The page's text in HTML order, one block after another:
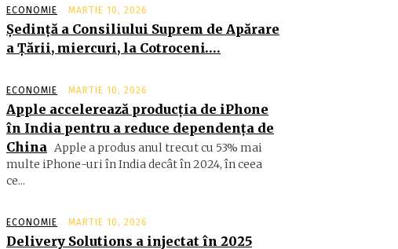
ECONOMIE MARTIE 10, 2026
Şedinţă a Consiliului Suprem de Apărare
a Ţării, miercuri, la Cotroceni….
ECONOMIE MARTIE 10, 2026
Apple accelerează producția de iPhone
în India pentru a reduce dependența de
China Apple a produs anul trecut cu 53% mai
multe iPhone-uri în India decât în 2024, în ceea
ce...
ECONOMIE MARTIE 10, 2026
Delivery Solutions a injectat în 2025